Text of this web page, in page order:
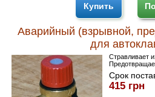
Купить
Аварийный (взрывной,
для
Стравливает
Срок
415 грн